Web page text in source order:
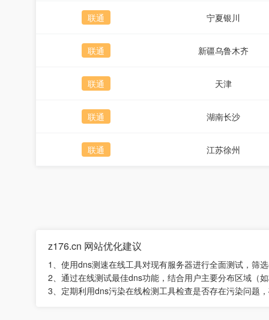
联通 宁夏银川
联通 新疆乌鲁木齐
联通 天津
联通 湖南长沙
联通 江苏徐州
z176.cn 网站优化建议
1、使用dns测速在线工具对现有服务器进行全面测试，筛
2、通过在线测试最佳dns功能，结合用户主要分布区域（
3、定期利用dns污染在线检测工具检查是否存在污染问题